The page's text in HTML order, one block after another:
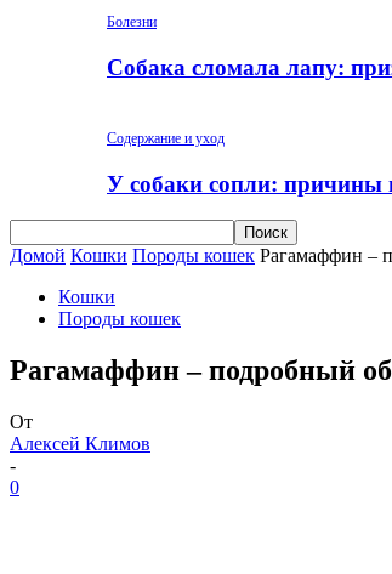
Болезни
Собака сломала лапу:
Содержание и уход
У собаки сопли: причины
Домой Кошки Породы кошек Рагамаффин –
Кошки
Породы кошек
Рагамаффин – подробный
От
Алексей Климов
-
0